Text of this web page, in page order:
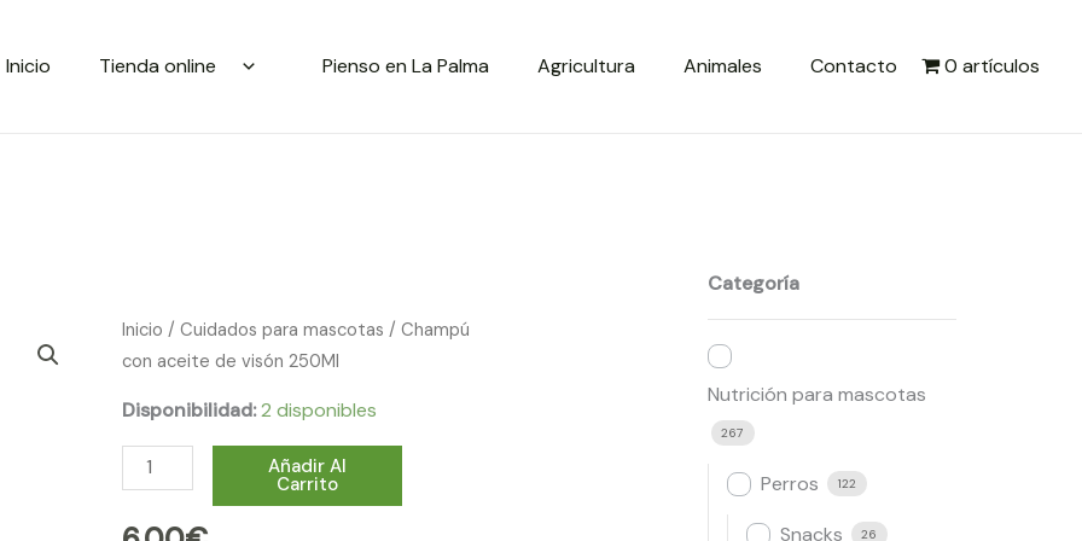
Inicio Tienda online Pienso en La Palma Agricultura Animales Contacto 0 artículos
Inicio /Cuidados para mascotas / Champú
con aceite de visón 250Ml
Disponibilidad:2 disponibles
Champú
con
de
visón
250Ml
Añadir Al
Carrito
Categoría
Nutrición para mascotas
267
Perros 122
Snacks 26